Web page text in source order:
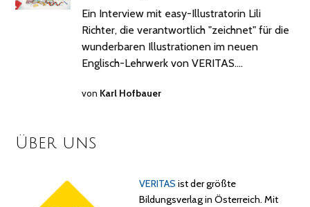
Ein Interview mit easy-Illustratorin Lili
Richter, die verantwortlich "zeichnet" für die
wunderbaren Illustrationen im neuen
Englisch-Lehrwerk von VERITAS.…
von Karl Hofbauer
Über uns
VERITAS ist der größte
Bildungsverlag in Österreich. Mit